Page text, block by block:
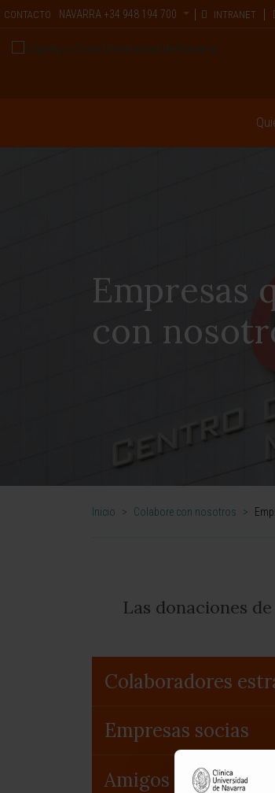
CONTACTO NAVARRA +34 948 194 700 INTRANET
Empresas
con
Inicio > Colabore con nosotros >
Las donaciones
Colaboradores
Empresas socias
Amigos del Cima